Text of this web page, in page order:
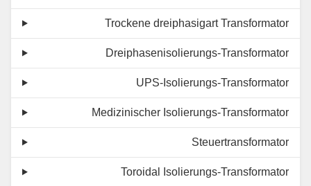
Trockene dreiphasigart Transformator
Dreiphasenisolierungs-Transformator
UPS-Isolierungs-Transformator
Medizinischer Isolierungs-Transformator
Steuertransformator
Toroidal Isolierungs-Transformator